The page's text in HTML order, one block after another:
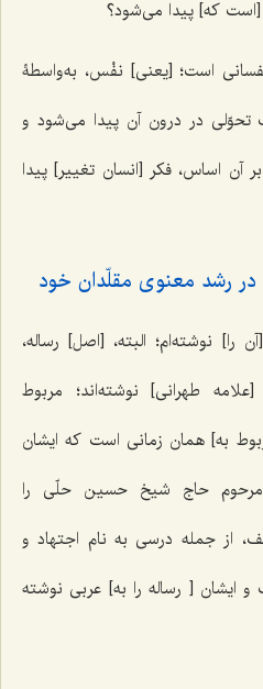
که] پیدا می‌شود؟
است؛ [یعنی] نفْس، به‌واسطۀ
تحوّلی در درون آن پیدا می‌شود و
اساس، فکر [انسان تغییر] پیدا
در رشد معنوی مقلّدان خود
نوشته‌ام؛ البته، [اصل] رساله،
طهرانی] نوشته‌اند؛ مربوط
به] همان زمانی است که ایشان
حاج شیخ حسین حلّی را
از جمله درسی به نام اجتهاد و
ایشان [ رساله را به] عربی نوشته